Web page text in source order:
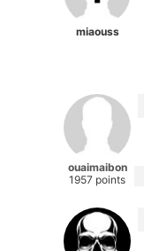
miaouss
ouaimaibon
1957 points